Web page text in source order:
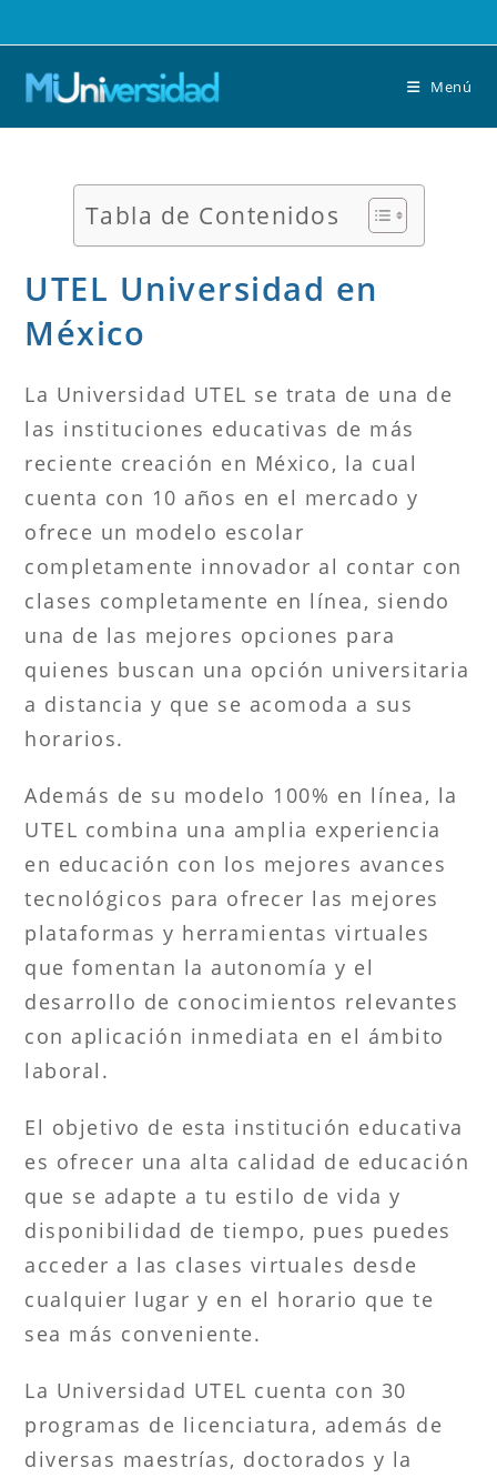
al
contenido
Menú
Tabla de Contenidos
UTEL Universidad en
México
La Universidad UTEL se trata de una de
las instituciones educativas de más
reciente creación en México, la cual
cuenta con 10 años en el mercado y
ofrece un modelo escolar
completamente innovador al contar con
clases completamente en línea, siendo
una de las mejores opciones para
quienes buscan una opción universitaria
a distancia y que se acomoda a sus
horarios.
Además de su modelo 100% en línea, la
UTEL combina una amplia experiencia
en educación con los mejores avances
tecnológicos para ofrecer las mejores
plataformas y herramientas virtuales
que fomentan la autonomía y el
desarrollo de conocimientos relevantes
con aplicación inmediata en el ámbito
laboral.
El objetivo de esta institución educativa
es ofrecer una alta calidad de educación
que se adapte a tu estilo de vida y
disponibilidad de tiempo, pues puedes
acceder a las clases virtuales desde
cualquier lugar y en el horario que te
sea más conveniente.
La Universidad UTEL cuenta con 30
programas de licenciatura, además de
diversas maestrías, doctorados y la